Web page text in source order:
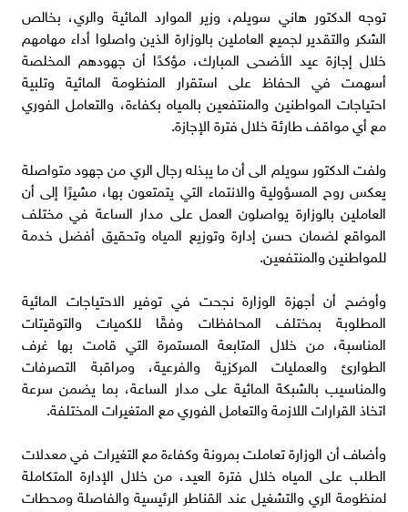
توجه الدكتور هاني سويلم، وزير الموارد المائية والري، بخالص
الشكر والتقدير لجميع العاملين بالوزارة الذين واصلوا أداء مهامهم
خلال إجازة عيد الأضحى المبارك، مؤكدًا أن جهودهم المخلصة
أسهمت في الحفاظ على استقرار المنظومة المائية وتلبية
احتياجات المواطنين والمنتفعين بالمياه بكفاءة، والتعامل الفوري
مع أي مواقف طارئة خلال فترة الإجازة.
ولفت الدكتور سويلم الى أن ما يبذله رجال الري من جهود متواصلة
يعكس روح المسؤولية والانتماء التي يتمتعون بها، مشيرًا إلى أن
العاملين بالوزارة يواصلون العمل على مدار الساعة في مختلف
المواقع لضمان حسن إدارة وتوزيع المياه وتحقيق أفضل خدمة
للمواطنين والمنتفعين.
وأوضح أن أجهزة الوزارة نجحت في توفير الاحتياجات المائية
المطلوبة بمختلف المحافظات وفقًا للكميات والتوقيتات
المناسبة، من خلال المتابعة المستمرة التي قامت بها غرف
الطوارئ والعمليات المركزية والفرعية، ومراقبة التصرفات
والمناسيب بالشبكة المائية على مدار الساعة، بما يضمن سرعة
اتخاذ القرارات اللازمة والتعامل الفوري مع المتغيرات المختلفة.
وأضاف أن الوزارة تعاملت بمرونة وكفاءة مع التغيرات في معدلات
الطلب على المياه خلال فترة العيد، من خلال الإدارة المتكاملة
لمنظومة الري والتشغيل عند القناطر الرئيسية والفاصلة ومحطات